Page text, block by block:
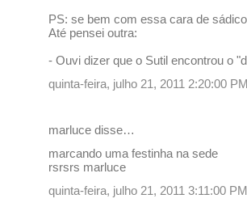
PS: se bem com essa cara de
Até pensei outra:
- Ouvi dizer que o Sutil encontrou o
quinta-feira, julho 21, 2011 2:20:00 PM
marluce disse…
marcando uma festinha na sede
rsrsrs marluce
quinta-feira, julho 21, 2011 3:11:00 PM